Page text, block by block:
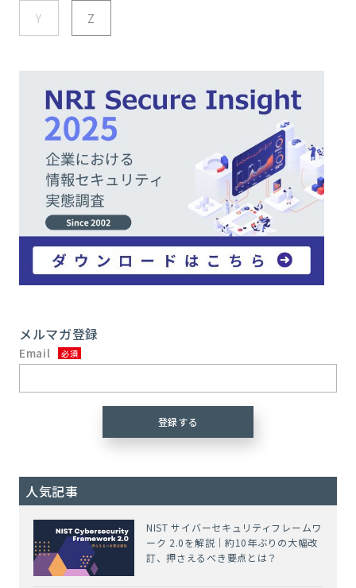
Y Z
メルマガ登録
Email
人気記事
NIST サイバーセキュリティフレームワ
ーク 2.0を解説｜約10年ぶりの大幅改
訂、押さえるべき要点とは？